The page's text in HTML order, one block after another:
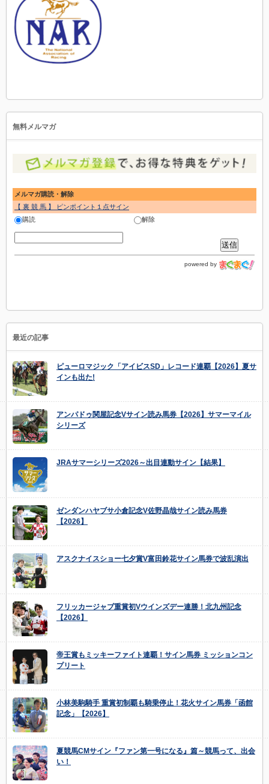
無料メルマガ
メルマガ購読・解除
【 裏 競 馬 】 ピンポイント１点サイン
購読
解除
powered by
最近の記事
ピューロマジック「アイビスSD」レコード連覇【2026】夏サ
インも出た!
アンパドゥ関屋記念Vサイン読み馬券【2026】サマーマイル
シリーズ
JRAサマーシリーズ2026～出目連動サイン【結果】
ゼンダンハヤブサ小倉記念V佐野晶哉サイン読み馬券
【2026】
アスクナイスショー七夕賞V富田鈴花サイン馬券で波乱演出
フリッカージャブ重賞初Vウインズデー連勝！北九州記念
【2026】
帝王賞もミッキーファイト連覇！サイン馬券 ミッションコン
プリート
小林美駒騎手 重賞初制覇も騎乗停止！花火サイン馬券「函館
記念」【2026】
夏競馬CMサイン『ファン第一号になる』篇～競馬って、出会
い！